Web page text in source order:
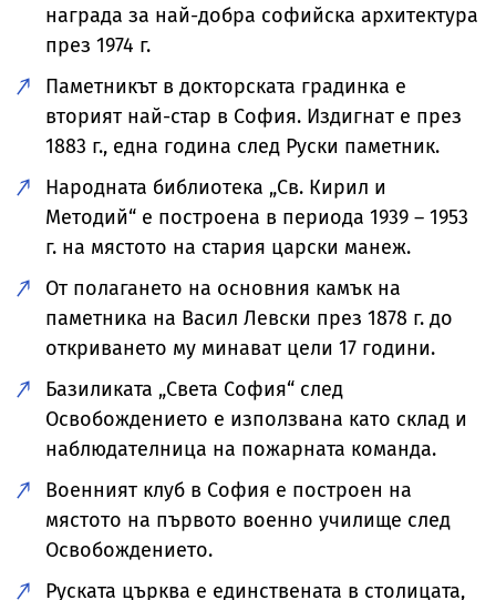
награда за най-добра софийска архитектура
през 1974 г.
Паметникът в докторската градинка е
вторият най-стар в София. Издигнат е през
1883 г., една година след Руски паметник.
Народната библиотека „Св. Кирил и
Методий“ е построена в периода 1939 – 1953
г. на мястото на стария царски манеж.
От полагането на основния камък на
паметника на Васил Левски през 1878 г. до
откриването му минават цели 17 години.
Базиликата „Света София“ след
Освобождението е използвана като склад и
наблюдателница на пожарната команда.
Военният клуб в София е построен на
мястото на първото военно училище след
Освобождението.
Руската църква е единствената в столицата,